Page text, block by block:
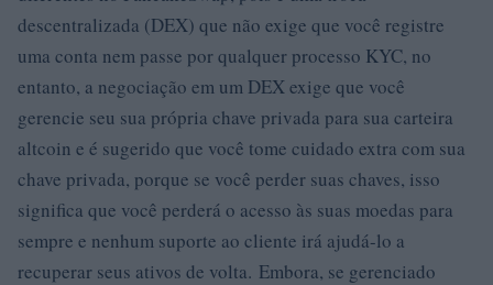
descentralizada (DEX) que não exige que você registre
uma conta nem passe por qualquer processo KYC, no
entanto, a negociação em um DEX exige que você
gerencie seu sua própria chave privada para sua carteira
altcoin e é sugerido que você tome cuidado extra com sua
chave privada, porque se você perder suas chaves, isso
significa que você perderá o acesso às suas moedas para
sempre e nenhum suporte ao cliente irá ajudá-lo a
recuperar seus ativos de volta. Embora, se gerenciado